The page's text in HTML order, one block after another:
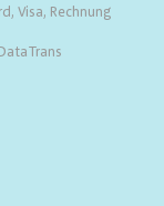
Visa, Rechnung